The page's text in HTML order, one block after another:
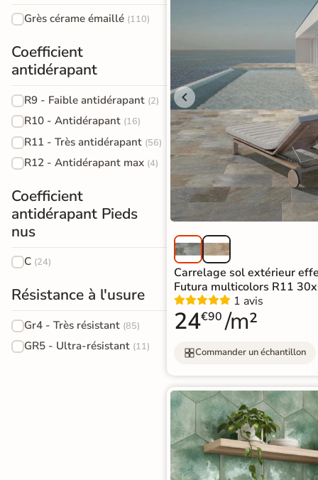
DIMENSION
Carrelage
hexagonal
Carrelage très
grand format
Carrelage extra fin
formats
Carrelage poli /
semi-poli
Carrelage brillant
conseil ?
Grès cérame émaillé (110)
Coefficient
antidérapant
R9 - Faible antidérapant (2)
R10 - Antidérapant (16)
R11 - Très antidérapant (56)
R12 - Antidérapant max (4)
Coefficient
antidérapant Pieds
nus
C (24)
Résistance à l'usure
Gr4 - Très résistant (85)
GR5 - Ultra-résistant (11)
Carrelage sol extérieur
Futura multicolors R11
1 avis
24€90 /m²
Commander un échantillon